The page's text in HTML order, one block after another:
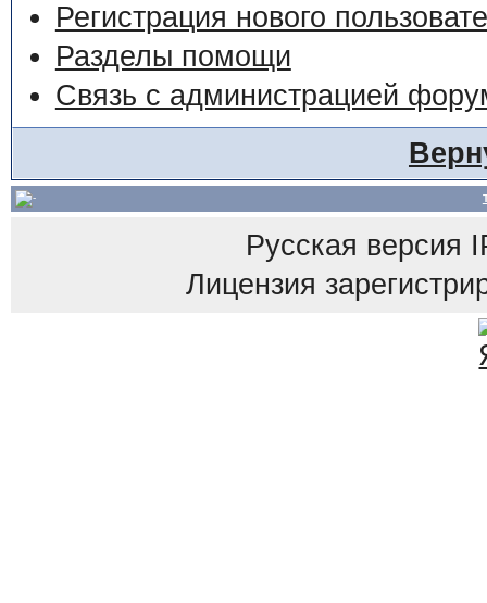
Регистрация нового
Разделы помощи
Связь с администрацией
Русская версия
Лицензия